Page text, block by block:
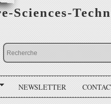
NEWSLETTER